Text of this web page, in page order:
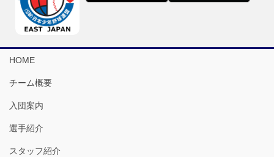
HOME
チーム概要
入団案内
選手紹介
スタッフ紹介